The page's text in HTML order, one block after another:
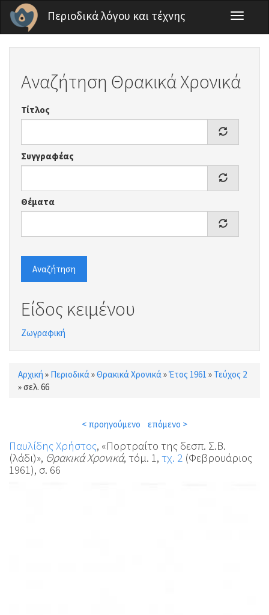
Παράκαμψη προς το κυρίως περιεχόμενο
Περιοδικά λόγου και τέχνης
Toggle
Αναζήτηση Θρακικά Χρονικά
Τίτλος
Συγγραφέας
Θέματα
Αναζήτηση
Είδος κειμένου
Ζωγραφική
Είστε εδώ
Αρχική » Περιοδικά »Θρακικά Χρονικά »Έτος 1961 » Τεύχος 2
»σελ. 66
< προηγούμενο επόμενο >
Παυλίδης Χρήστος, «Πορτραίτο της δεσπ. Σ.Β.
(λάδι)», Θρακικά Χρονικά, τόμ. 1, τχ. 2 (Φεβρουάριος
1961), σ. 66